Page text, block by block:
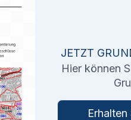
JETZT
Hier können